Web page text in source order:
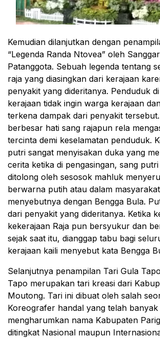
Kemudian dilanjutkan dengan
“Legenda Randa Ntovea” oleh
Patanggota. Sebuah legenda tentang
raja yang diasingkan dari kerajaan
penyakit yang dideritanya. Penduduk
kerajaan tidak ingin warga kerajaan
terkena dampak dari penyakit
berbesar hati sang rajapun rela
tercinta demi keselamatan penduduk.
putri sangat menyisakan duka yang
cerita ketika di pengasingan, sang
ditolong oleh sesosok mahluk
berwarna putih atau dalam
menyebutnya dengan Bengga Bula.
dari penyakit yang dideritanya. Ketika
kekerajaan Raja pun bersyukur dan
sejak saat itu, dianggap tabu bagi
kerajaan kaili menyebut kata Bengga
Selanjutnya penampilan Tari Gula
Tapo merupakan tari kreasi dari
Moutong. Tari ini dibuat oleh salah
Koreografer handal yang telah banyak
mengharumkan nama Kabupaten
ditingkat Nasional maupun